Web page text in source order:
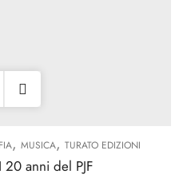
, MUSICA, TURATO EDIZIONI
20 anni del PJF